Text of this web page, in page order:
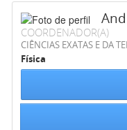
COORDENADOR(A)
CIÊNCIAS EXATAS E DA
Física